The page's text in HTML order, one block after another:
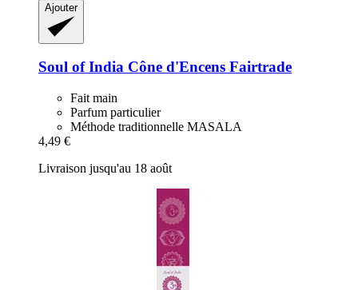
Ajouter
Soul of India Cône d'Encens Fairtrade
Fait main
Parfum particulier
Méthode traditionnelle MASALA
4,49 €
Livraison jusqu'au 18 août